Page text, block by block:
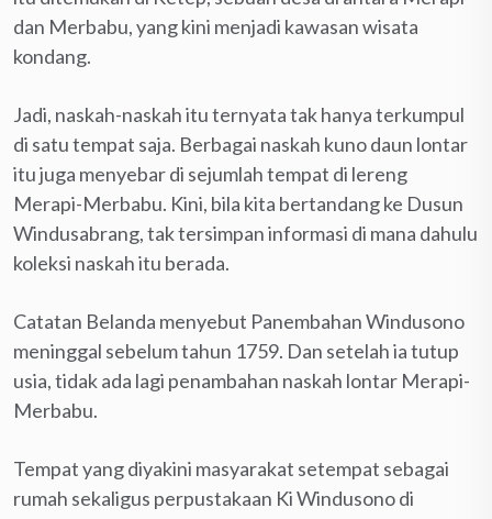
dan Merbabu, yang kini menjadi kawasan wisata
kondang.
Jadi, naskah-naskah itu ternyata tak hanya terkumpul
di satu tempat saja. Berbagai naskah kuno daun lontar
itu juga menyebar di sejumlah tempat di lereng
Merapi-Merbabu. Kini, bila kita bertandang ke Dusun
Windusabrang, tak tersimpan informasi di mana dahulu
koleksi naskah itu berada.
Catatan Belanda menyebut Panembahan Windusono
meninggal sebelum tahun 1759. Dan setelah ia tutup
usia, tidak ada lagi penambahan naskah lontar Merapi-
Merbabu.
Tempat yang diyakini masyarakat setempat sebagai
rumah sekaligus perpustakaan Ki Windusono di